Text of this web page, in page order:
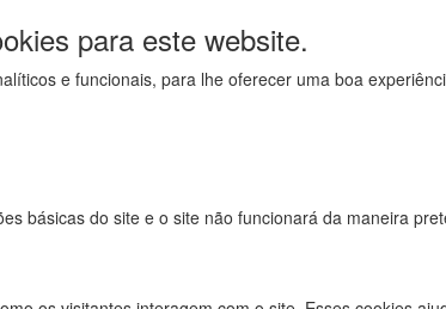
para este website.
e funcionais, para lhe oferecer uma boa
básicas do site e o site não funcionará da maneira